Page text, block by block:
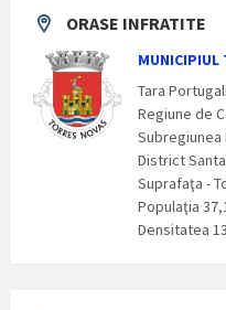
ORASE INFRATITE
MUNICIPIUL
Tara
Regiune de
Subregiunea
District
Suprafaţa -
Populaţia
Densitatea